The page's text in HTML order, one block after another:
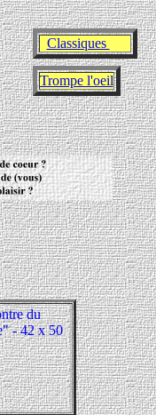
Classiques
Trompe l'oeil